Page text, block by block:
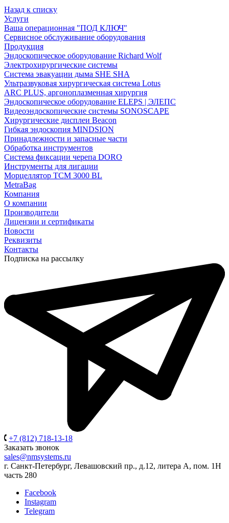
Назад к списку
Услуги
Ваша операционная "ПОД КЛЮЧ"
Сервисное обслуживание оборудования
Продукция
Эндоскопическое оборудование Richard Wolf
Электрохирургические системы
Система эвакуации дыма SHE SHA
Ультразвуковая хирургическая система Lotus
ARC PLUS, аргоноплазменная хирургия
Эндоскопическое оборудование ELEPS | ЭЛЕПС
Видеоэндоскопические системы SONOSCAPE
Хирургические дисплеи Beacon
Гибкая эндоскопия MINDSION
Принадлежности и запасные части
Обработка инструментов
Система фиксации черепа DORO
Инструменты для лигации
Морцеллятор ТСМ 3000 BL
MetraBag
Компания
О компании
Производители
Лицензии и сертификаты
Новости
Реквизиты
Контакты
Подписка на рассылку
+7 (812) 718-13-18
Заказать звонок
sales@nmsystems.ru
г. Санкт-Петербург, Левашовский пр., д.12, литера А, пом. 1Н
часть 280
Facebook
Instagram
Telegram